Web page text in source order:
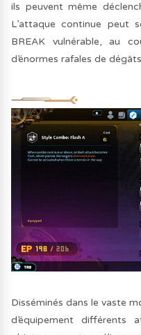
ils peuvent même
L’attaque continue peut
BREAK vulnérable, au
d’énormes rafales de
Disséminés dans le vaste
d’équipement différents